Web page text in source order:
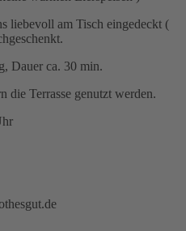
liebevoll am Tisch eingedeckt (
Dauer ca. 30 min.
die Terrasse genutzt werden.